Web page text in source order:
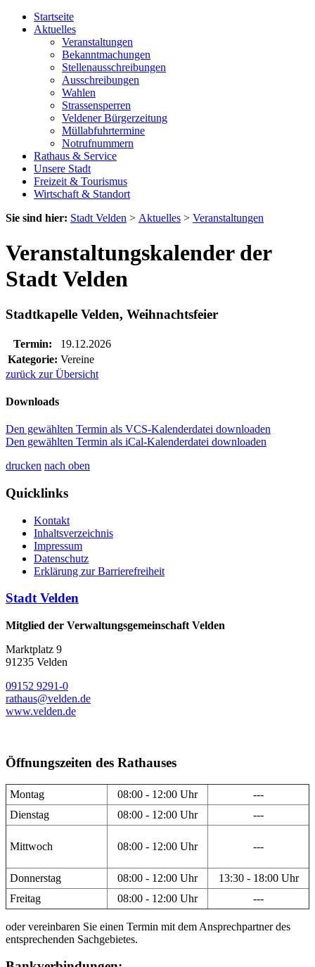
Startseite
Aktuelles
Veranstaltungen
Bekanntmachungen
Stellenausschreibungen
Ausschreibungen
Wahlen
Strassensperren
Veldener Bürgerzeitung
Müllabfuhrtermine
Notrufnummern
Rathaus & Service
Unsere Stadt
Freizeit & Tourismus
Wirtschaft & Standort
Sie sind hier: Stadt Velden > Aktuelles > Veranstaltungen
Veranstaltungskalender der
Stadt Velden
Stadtkapelle Velden, Weihnachtsfeier
Termin:
19.12.2026
Kategorie: Vereine
zurück zur Übersicht
Downloads
Den gewählten Termin als VCS-Kalenderdatei downloaden
Den gewählten Termin als iCal-Kalenderdatei downloaden
drucken nach oben
Quicklinks
Kontakt
Inhaltsverzeichnis
Impressum
Datenschutz
Erklärung zur Barrierefreiheit
Stadt Velden
Mitglied der Verwaltungsgemeinschaft Velden
Marktplatz 9
91235 Velden
09152 9291-0
rathaus@velden.de
www.velden.de
Öffnungszeiten des Rathauses
Montag 08:00 - 12:00 Uhr
---
Dienstag
08:00 - 12:00 Uhr ---
Mittwoch 08:00 - 12:00 Uhr ---
Donnerstag 08:00 - 12:00 Uhr
13:30 - 18:00 Uhr
Freitag
08:00 - 12:00 Uhr ---
oder vereinbaren Sie einen Termin mit dem Ansprechpartner des
entsprechenden Sachgebietes.